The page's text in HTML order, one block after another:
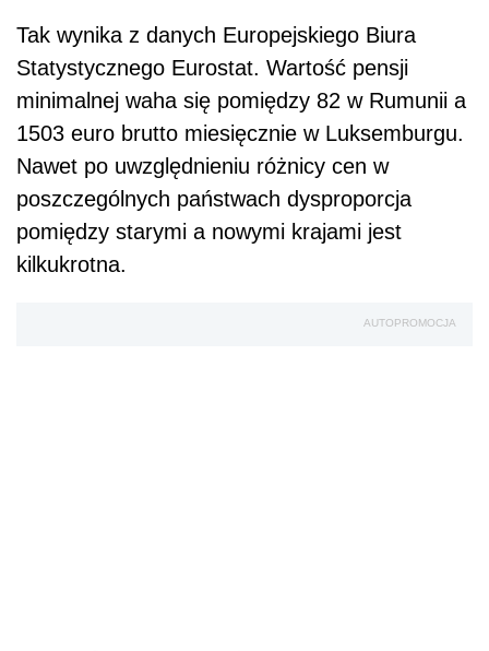
Tak wynika z danych Europejskiego Biura
Statystycznego Eurostat. Wartość pensji
minimalnej waha się pomiędzy 82 w Rumunii a
1503 euro brutto miesięcznie w Luksemburgu.
Nawet po uwzględnieniu różnicy cen w
poszczególnych państwach dysproporcja
pomiędzy starymi a nowymi krajami jest
kilkukrotna.
AUTOPROMOCJA